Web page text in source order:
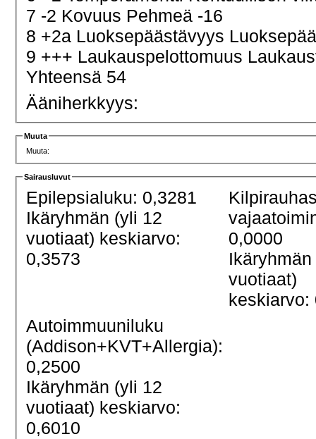
7 -2 Kovuus Pehmeä -16
8 +2a Luoksepäästävyys
9 +++ Laukauspelottomuus
Yhteensä 54
Ääniherkkyys:
Muuta
Muuta:
Sairausluvut
Epilepsialuku: 0,3281
Ikäryhmän (yli 12
vuotiaat) keskiarvo:
0,3573
0,0000
vuotiaat)
keskiarvo:
Autoimmuuniluku
(Addison+KVT+Allergia):
0,2500
Ikäryhmän (yli 12
vuotiaat) keskiarvo:
0,6010